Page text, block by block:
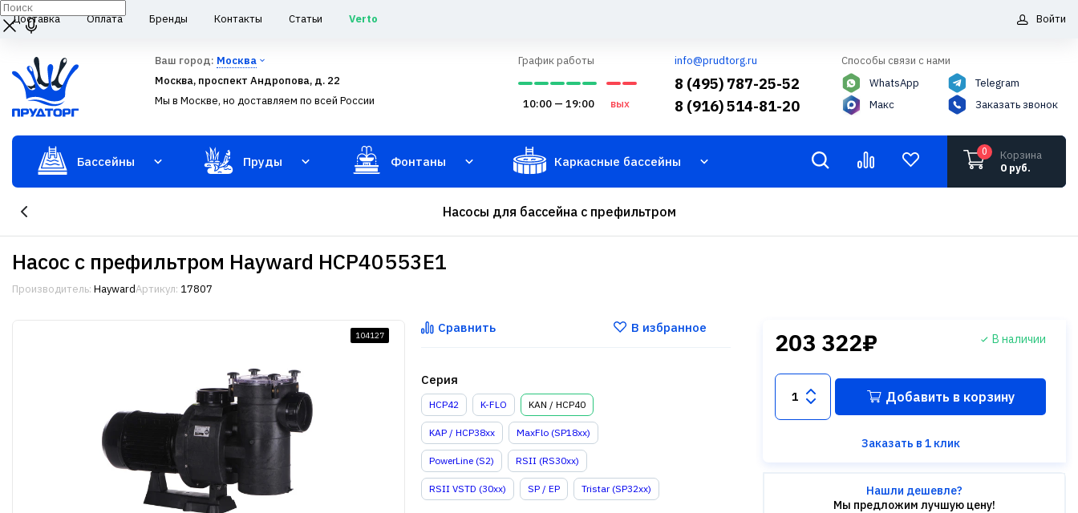
Доставка Оплата Бренды Контакты Статьи Verto Войти
Ваш город: Москва
Москва, проспект Андропова, д. 22
Мы в Москве, но доставляем по всей России
График работы
10:00 — 19:00 вых
info@prudtorg.ru
8 (495) 787-25-52
8 (916) 514-81-20
Способы связи с нами
WhatsApp
Макс
Telegram
Заказать звонок
Бассейны Пруды Фонтаны Каркасные бассейны
0
Корзина
0 руб.
Насосы для бассейна с префильтром
Насос с префильтром Hayward HCP40553E1
Производитель: HaywardАртикул: 17807
104127
Сравнить В избранное
Серия
HCP42 K-FLO KAN / HCP40
KAP / HCP38xx MaxFlo (SP18xx)
PowerLine (S2) RSII (RS30xx)
RSII VSTD (30xx) SP / EP Tristar (SP32xx)
203 322₽ В наличии
Добавить в корзину
Заказать в 1 клик
Нашли дешевле?
Мы предложим лучшую цену!